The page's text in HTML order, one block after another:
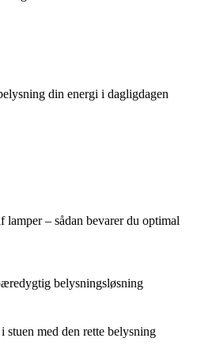
din energi i dagligdagen
– sådan bevarer du optimal
belysningsløsning
stuen med den rette belysning